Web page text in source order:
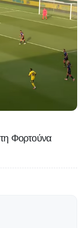
Φορτούνα